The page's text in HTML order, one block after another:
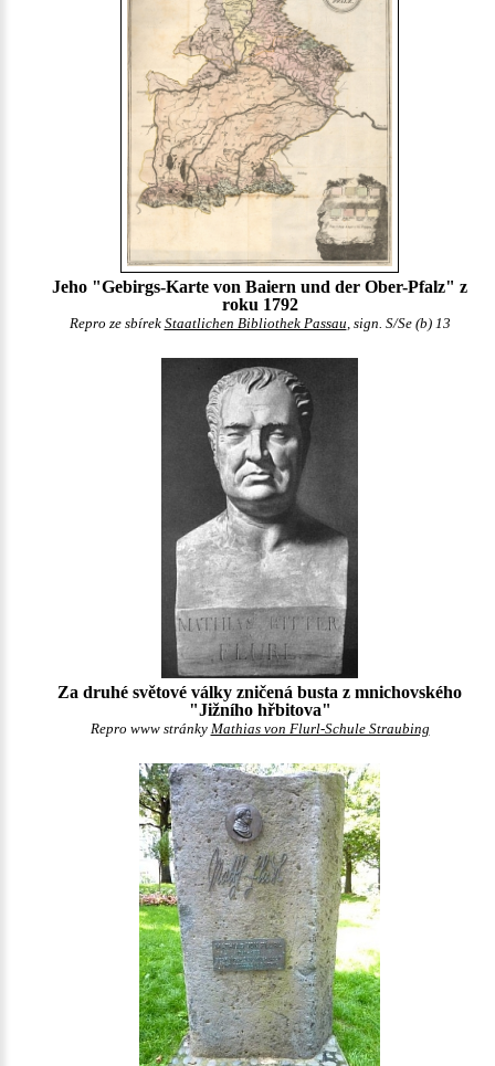
Jeho "Gebirgs-Karte von Baiern und der Ober-Pfalz" z
roku 1792
Repro ze sbírek Staatlichen Bibliothek Passau, sign. S/Se (b) 13
Za druhé světové války zničená busta z mnichovského
"Jižního hřbitova"
Repro www stránky Mathias von Flurl-Schule Straubing